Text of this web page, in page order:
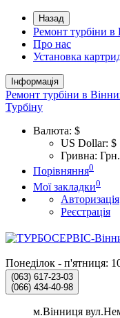
Назад
Ремонт турбіни в
Про нас
Установка
Інформація
Ремонт турбіни в
Турбіну
Валюта: $
US Dollar: $
Гривна: Грн.
Порівняння0
Мої закладки0
Авторизація
Реєстрація
Понеділок - п'ятниця:
(063) 617-23-03
(066) 434-40-98
м.Вінниця